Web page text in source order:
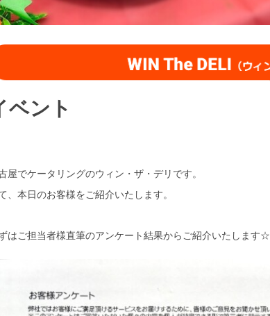
ベント
屋でケータリングのウィン・ザ・デリです。
、本日のお客様をご紹介いたします。
はご担当者様直筆のアンケート結果からご紹介いたします☆